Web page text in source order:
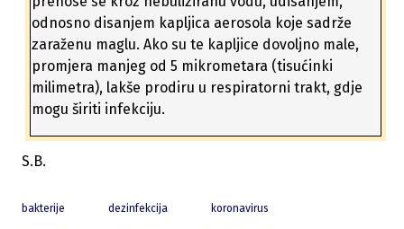
odnosno disanjem kapljica aerosola koje sadrže
zaraženu maglu. Ako su te kapljice dovoljno male,
promjera manjeg od 5 mikrometara (tisućinki
milimetra), lakše prodiru u respiratorni trakt, gdje
mogu širiti infekciju.
S.B.
bakterije dezinfekcija koronavirus